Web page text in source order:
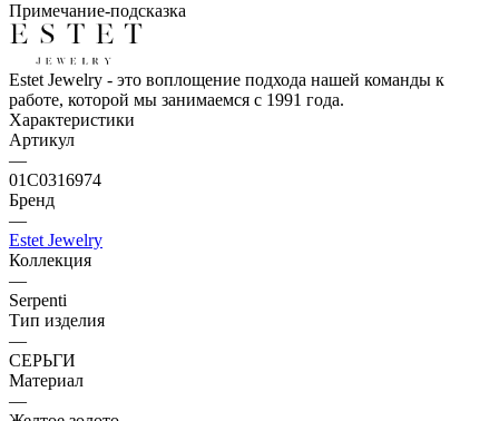
Примечание-подсказка
Estet Jewelry - это воплощение подхода нашей команды к
работе, которой мы занимаемся с 1991 года.
Характеристики
Артикул
—
01С0316974
Бренд
—
Estet Jewelry
Коллекция
—
Serpenti
Тип изделия
—
СЕРЬГИ
Материал
—